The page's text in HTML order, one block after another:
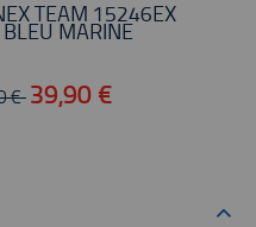
TEAM 15246EX
MARINE
€ 39,90 €